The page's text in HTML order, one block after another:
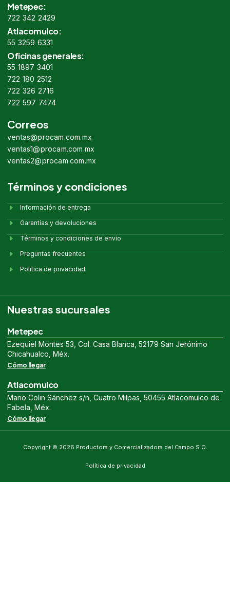
Metepec:
722 342 2429
Atlacomulco:
55 3259 6331
Oficinas generales:
55 1897 3401
722 180 2512
722 326 2716
722 597 7474
Correos
ventas@procam.com.mx
ventas1@procam.com.mx
ventas2@procam.com.mx
Términos y condiciones
Información de entrega
Garantías y devoluciones
Términos y condiciones de envío
Preguntas frecuentes
Politica de privacidad
Nuestras sucursales
Metepec
Ezequiel Montes 53, Col. Casa Blanca, 52179 San Jerónimo
Chicahualco, Méx.
Cómo llegar
Atlacomulco
Mario Colin Sánchez s/n, Cuatro Milpas, 50455 Atlacomulco de
Fabela, Méx.
Cómo llegar
Copyright © 2026 Productora y Comercializadora del Campo S.O.
Política de privacidad